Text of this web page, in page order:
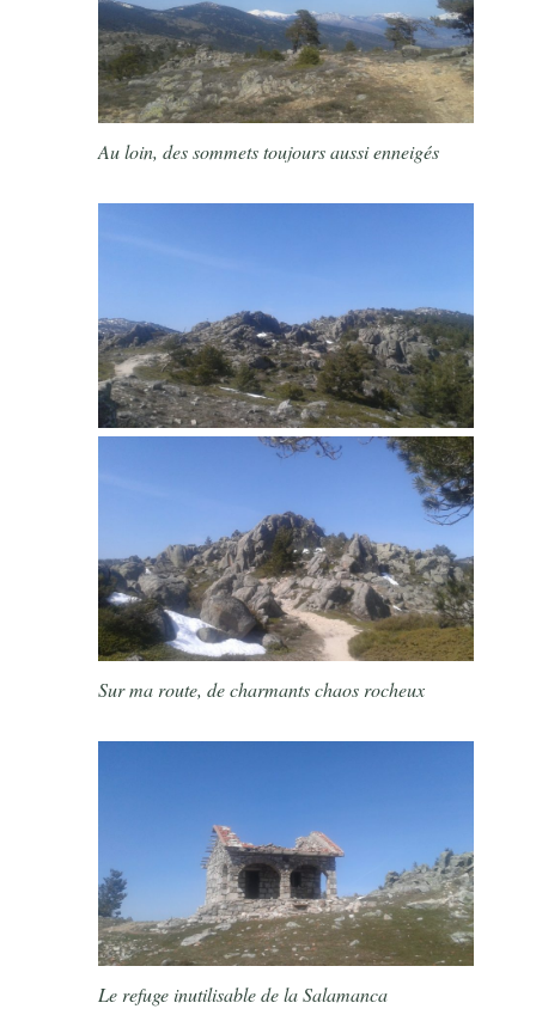
Au loin, des sommets toujours aussi enneigés
Sur ma route, de charmants chaos rocheux
Le refuge inutilisable de la Salamanca